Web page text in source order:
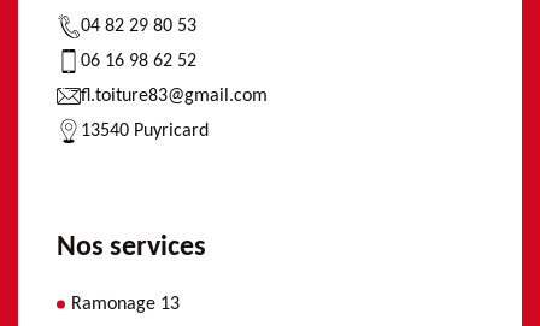
04 82 29 80 53
06 16 98 62 52
fl.toiture83@gmail.com
13540 Puyricard
Nos services
Ramonage 13